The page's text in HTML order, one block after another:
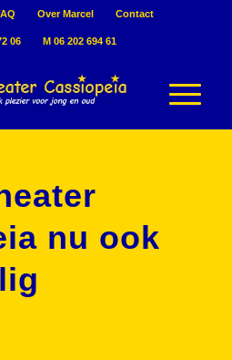
Over Marcel Contact
06 M 06 202 694 61
nu ook